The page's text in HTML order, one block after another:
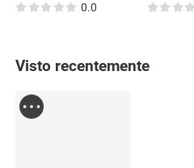
0.0
Visto recentemente